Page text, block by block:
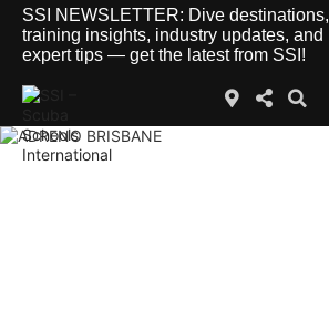
SSI NEWSLETTER: Dive destinations,
training insights, industry updates, and
expert tips — get the latest from SSI!